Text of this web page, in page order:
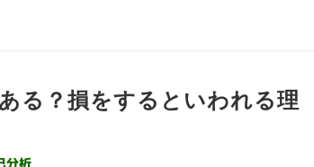
る？損をするといわれる理
分析